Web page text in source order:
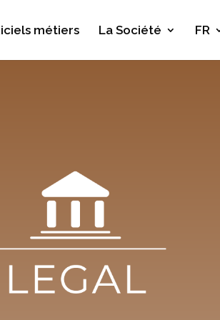
métiers La Société FR